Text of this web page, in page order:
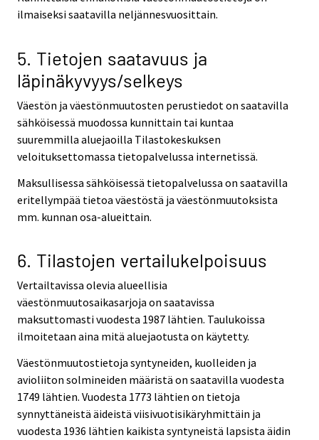
ilmaiseksi saatavilla neljännesvuosittain.
5. Tietojen saatavuus ja
läpinäkyvyys/selkeys
Väestön ja väestönmuutosten perustiedot on saatavilla
sähköisessä muodossa kunnittain tai kuntaa
suuremmilla aluejaoilla Tilastokeskuksen
veloituksettomassa tietopalvelussa internetissä.
Maksullisessa sähköisessä tietopalvelussa on saatavilla
eritellympää tietoa väestöstä ja väestönmuutoksista
mm. kunnan osa-alueittain.
6. Tilastojen vertailukelpoisuus
Vertailtavissa olevia alueellisia
väestönmuutosaikasarjoja on saatavissa
maksuttomasti vuodesta 1987 lähtien. Taulukoissa
ilmoitetaan aina mitä aluejaotusta on käytetty.
Väestönmuutostietoja syntyneiden, kuolleiden ja
avioliiton solmineiden määristä on saatavilla vuodesta
1749 lähtien. Vuodesta 1773 lähtien on tietoja
synnyttäneistä äideistä viisivuotisikäryhmittäin ja
vuodesta 1936 lähtien kaikista syntyneistä lapsista äidin